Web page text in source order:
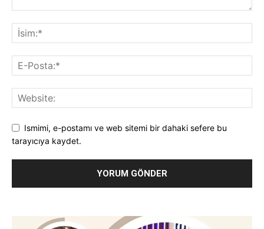
Ismimi, e-postamı ve web sitemi bir dahaki sefere bu
tarayıcıya kaydet.